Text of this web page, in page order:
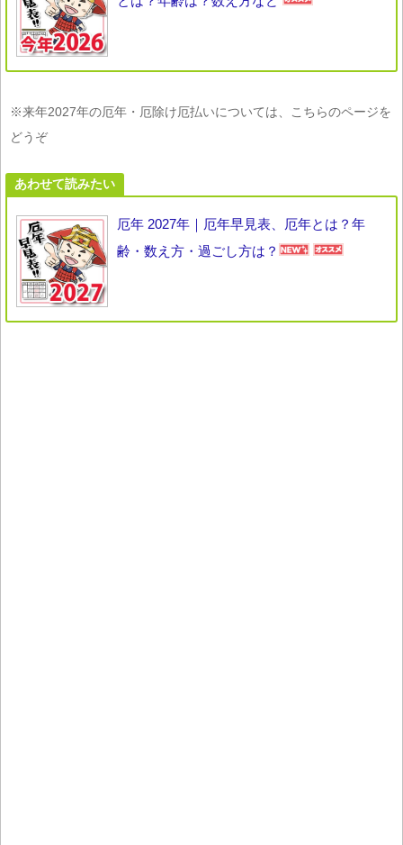
※来年2027年の厄年・厄除け厄払いについては、こちらのページを
どうぞ
あわせて読みたい
厄年 2027年｜厄年早見表、厄年とは？年
齢・数え方・過ごし方は？